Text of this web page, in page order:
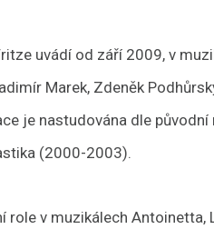
uvádí od září 2009, v
Marek, Zdeněk
je nastudována dle
(2000-2003).
role v muzikálech Antoinetta,